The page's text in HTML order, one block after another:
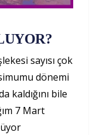
sayısı çok
dönemi
kaldığını bile
7 Mart